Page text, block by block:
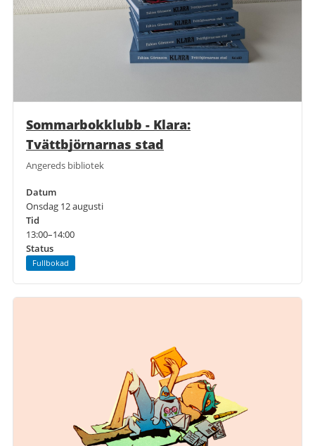
Sommarbokklubb - Klara:
Tvättbjörnarnas stad
Angereds bibliotek
Datum
Onsdag 12 augusti
Tid
13:00–14:00
Status
Fullbokad